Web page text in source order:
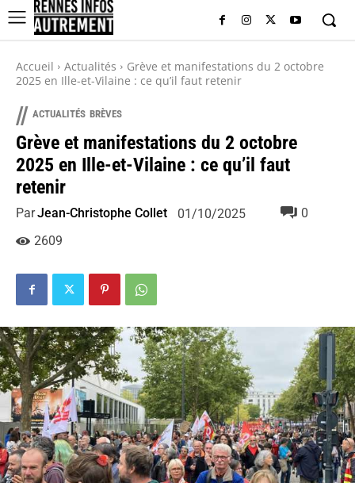
Accueil Actualités
Grève et manifestations du 2 octobre
2025 en Ille-et-Vilaine : ce qu’il faut retenir
// ACTUALITÉS BRÈVES
Grève et manifestations du 2 octobre
2025 en Ille-et-Vilaine : ce qu’il faut
retenir
ParJean-Christophe Collet 01/10/2025
0
2609